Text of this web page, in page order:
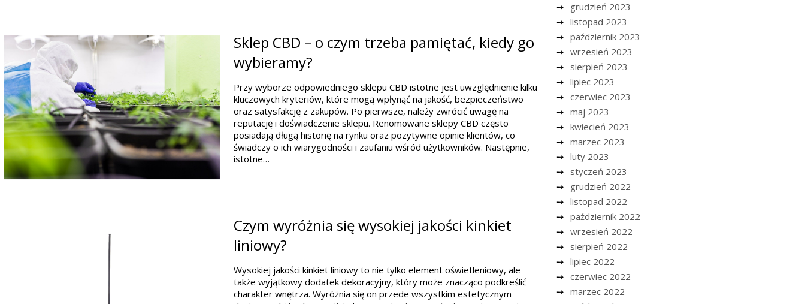
grudzień 2023
listopad 2023
październik 2023
wrzesień 2023
sierpień 2023
lipiec 2023
czerwiec 2023
maj 2023
kwiecień 2023
marzec 2023
luty 2023
styczeń 2023
grudzień 2022
listopad 2022
październik 2022
wrzesień 2022
sierpień 2022
lipiec 2022
czerwiec 2022
marzec 2022
Sklep CBD – o czym trzeba pamiętać, kiedy go
wybieramy?
Przy wyborze odpowiedniego sklepu CBD istotne jest uwzględnienie kilku
kluczowych kryteriów, które mogą wpłynąć na jakość, bezpieczeństwo
oraz satysfakcję z zakupów. Po pierwsze, należy zwrócić uwagę na
reputację i doświadczenie sklepu. Renomowane sklepy CBD często
posiadają długą historię na rynku oraz pozytywne opinie klientów, co
świadczy o ich wiarygodności i zaufaniu wśród użytkowników. Następnie,
istotne…
Czym wyróżnia się wysokiej jakości kinkiet
liniowy?
Wysokiej jakości kinkiet liniowy to nie tylko element oświetleniowy, ale
także wyjątkowy dodatek dekoracyjny, który może znacząco podkreślić
charakter wnętrza. Wyróżnia się on przede wszystkim estetycznym